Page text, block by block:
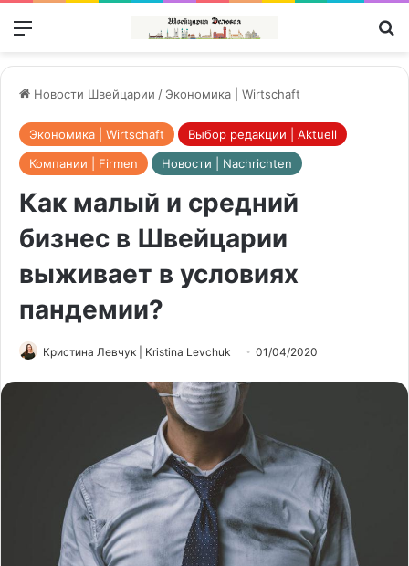
Меню
Новости Швейцарии / Экономика | Wirtschaft
Экономика | Wirtschaft
Выбор редакции | Aktuell
Компании | Firmen
Новости | Nachrichten
Как малый и средний
бизнес в Швейцарии
выживает в условиях
пандемии?
Кристина Левчук | Kristina Levchuk 01/04/2020